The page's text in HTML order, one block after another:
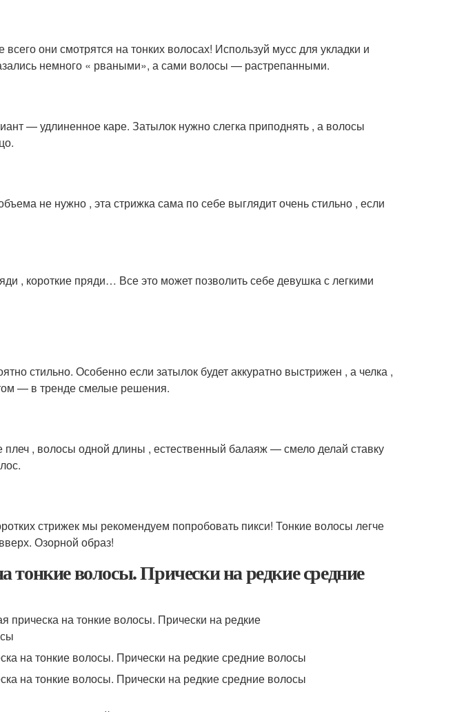
они смотрятся на тонких волосах! Используй мусс для укладки и
немного « рваными», а сами волосы — растрепанными.
— удлиненное каре. Затылок нужно слегка приподнять , а волосы
не нужно , эта стрижка сама по себе выглядит очень стильно , если
, короткие пряди… Все это может позволить себе девушка с легкими
стильно. Особенно если затылок будет аккуратно выстрижен , а челка ,
— в тренде смелые решения.
, волосы одной длины , естественный балаяж — смело делай ставку
стрижек мы рекомендуем попробовать пикси! Тонкие волосы легче
Озорной образ!
тонкие волосы. Прически на редкие средние